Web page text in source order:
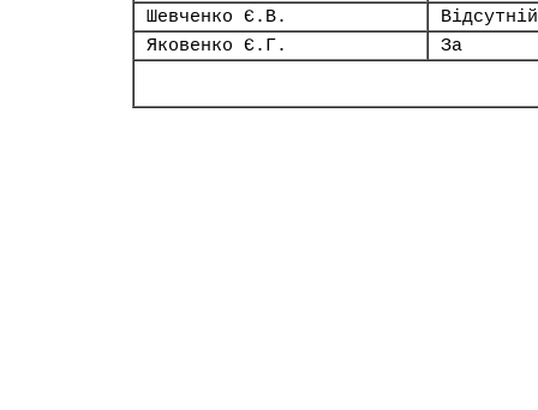
Шевченко Є.В.
Відсутній
Яковенко Є.Г.
За